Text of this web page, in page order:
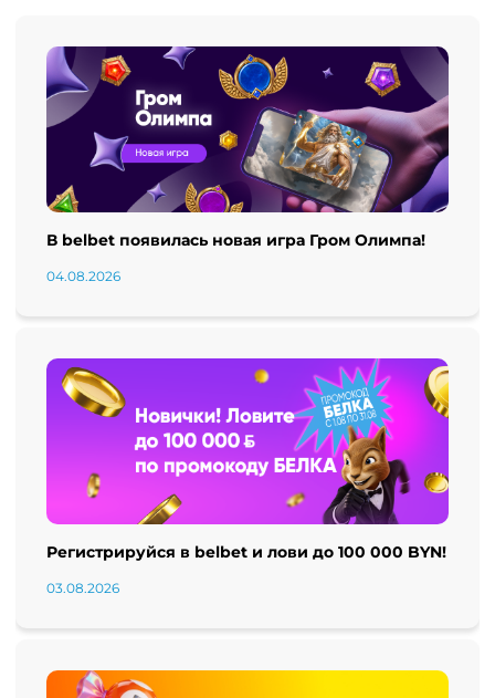
В belbet появилась новая игра Гром Олимпа!
04.08.2026
Регистрируйся в belbet и лови до 100 000 BYN!
03.08.2026